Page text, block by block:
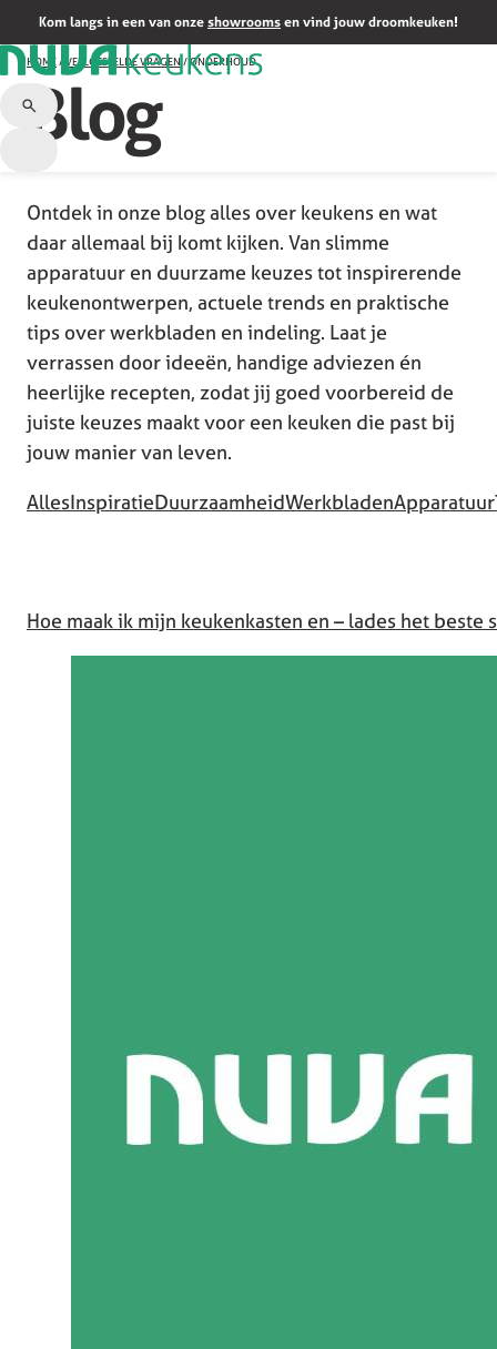
Kom langs in een van onze showrooms en vind jouw droomkeuken!
HOME/ VEELGESTELDE VRAGEN / ONDERHOUD
Blog
Ontdek in onze blog alles over keukens en wat
daar allemaal bij komt kijken. Van slimme
apparatuur en duurzame keuzes tot inspirerende
keukenontwerpen, actuele trends en praktische
tips over werkbladen en indeling. Laat je
verrassen door ideeën, handige adviezen én
heerlijke recepten, zodat jij goed voorbereid de
juiste keuzes maakt voor een keuken die past bij
jouw manier van leven.
AllesInspiratieDuurzaamheidWerkbladenApparatuur
Hoe maak ik mijn keukenkasten en – lades het beste